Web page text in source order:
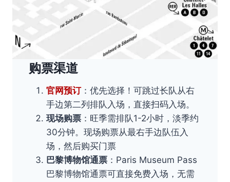
购票渠道
官网预订：优先选择！可跳过长队从右
手边第二列排队入场，直接扫码入场。
现场购票 ：旺季需排队1-2小时，淡季约
30分钟。现场购票从最右手边队伍入
场，然后购买门票
巴黎博物馆通票 ：Paris Museum Pass
巴黎博物馆通票可直接免费入场，无需